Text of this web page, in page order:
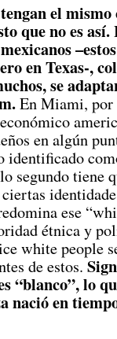
el
que no es así.
en Texas-,
se
En Miami,
en algún
identificado
segundo tiene
ese
étnica y
white people
de estos.
“blanco”, lo
nació en